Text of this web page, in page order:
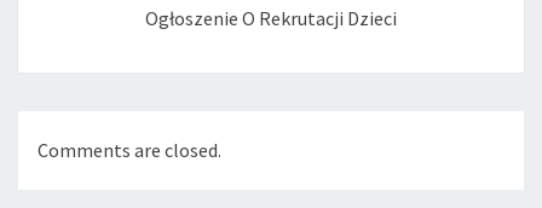
Ogłoszenie O Rekrutacji Dzieci
Comments are closed.